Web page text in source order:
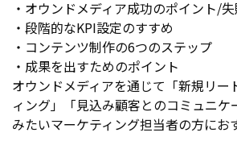
・オウンドメディア成功のポイント/
・段階的なKPI設定のすすめ
・コンテンツ制作の6つのステップ
・成果を出すためのポイント
オウンドメディアを通じて「新規リー
ィング」「見込み顧客とのコミュニケ
みたいマーケティング担当者の方にお